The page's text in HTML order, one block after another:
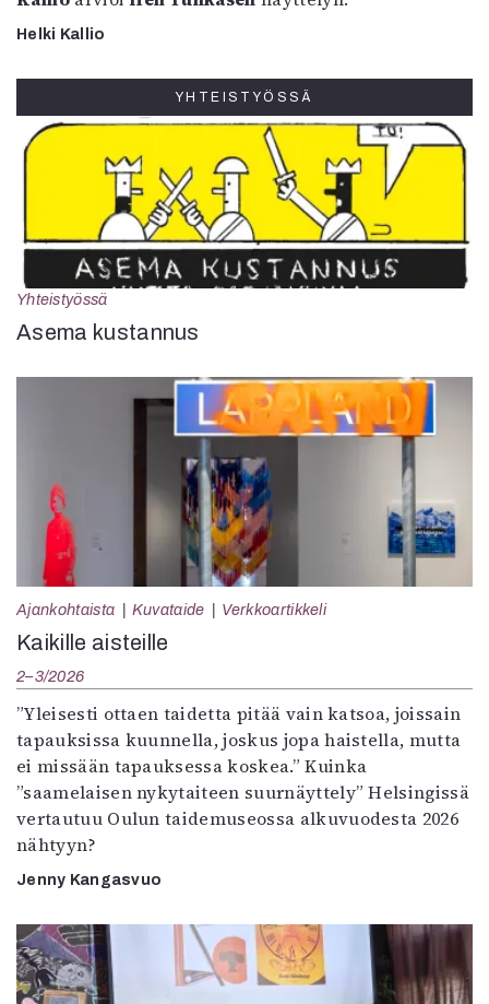
Helki Kallio
YHTEISTYÖSSÄ
Yhteistyössä
Asema kustannus
Ajankohtaista Kuvataide Verkkoartikkeli
Kaikille aisteille
2–3/2026
”Yleisesti ottaen taidetta pitää vain katsoa, joissain
tapauksissa kuunnella, joskus jopa haistella, mutta
ei missään tapauksessa koskea.” Kuinka
”saamelaisen nykytaiteen suurnäyttely” Helsingissä
vertautuu Oulun taidemuseossa alkuvuodesta 2026
nähtyyn?
Jenny Kangasvuo